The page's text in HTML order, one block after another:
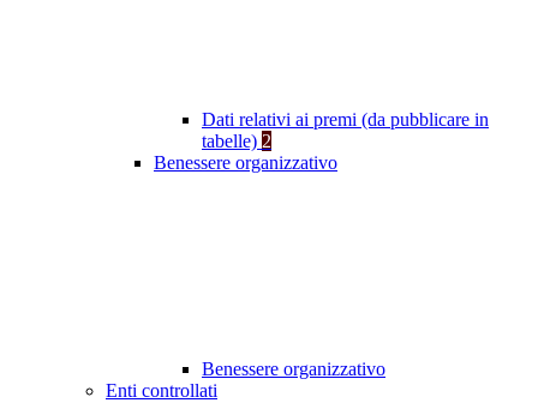
Dati relativi ai premi (da pubblicare in
tabelle) 2
Benessere organizzativo
Benessere organizzativo
Enti controllati